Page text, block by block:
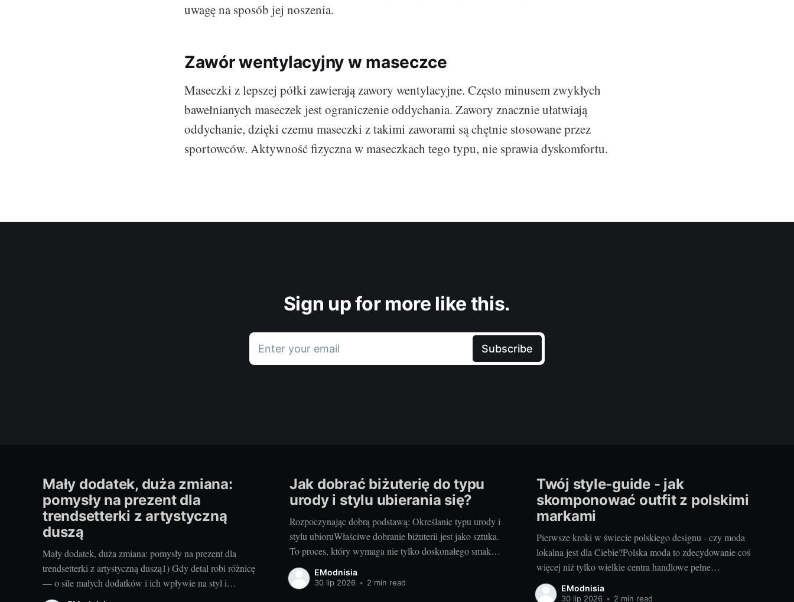
uwagę na sposób jej noszenia.
Zawór wentylacyjny w maseczce
Maseczki z lepszej półki zawierają zawory wentylacyjne. Często minusem zwykłych
bawełnianych maseczek jest ograniczenie oddychania. Zawory znacznie ułatwiają
oddychanie, dzięki czemu maseczki z takimi zaworami są chętnie stosowane przez
sportowców. Aktywność fizyczna w maseczkach tego typu, nie sprawia dyskomfortu.
Sign up for more like this.
Enter your email Subscribe
Mały dodatek, duża zmiana:
pomysły na prezent dla
trendsetterki z artystyczną
duszą
Mały dodatek, duża zmiana: pomysły na prezent dla
trendsetterki z artystyczną duszą1) Gdy detal robi różnicę
— o sile małych dodatków i ich wpływie na styl i
nastrójKiedy w mojej szafie robię małe rewolucje,
Jak dobrać biżuterię do typu
urody i stylu ubierania się?
Rozpoczynając dobrą podstawą: Określanie typu urody i
stylu ubioruWłaściwe dobranie biżuterii jest jako sztuka.
To proces, który wymaga nie tylko doskonałego smaku,
ale także rozumienia własnego typu urody i stylu
ubierania się. Przed dokonaniem jakiejkolwiek decyzji
EModnisia
30 lip 2026 • 2 min read
Twój style-guide - jak
skomponować outfit z polskimi
markami
Pierwsze kroki w świecie polskiego designu - czy moda
lokalna jest dla Ciebie?Polska moda to zdecydowanie coś
więcej niż tylko wielkie centra handlowe pełne
uniwersalnych ubrań. Wyjątkowy design, niepowtarzalne
kroje i oryginalne, pełne smaku stylistyczne kombinacje –
EModnisia
30 lip 2026 • 2 min read